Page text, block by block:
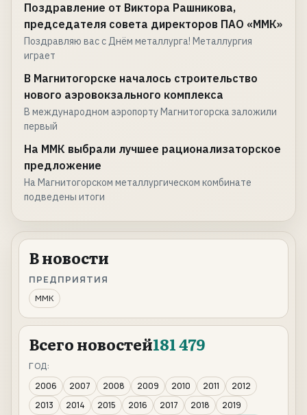
Поздравление от Виктора Рашникова,
председателя совета директоров ПАО «ММК»
Поздравляю вас с Днём металлурга! Металлургия
играет
В Магнитогорске началось строительство
нового аэровокзального комплекса
В международном аэропорту Магнитогорска заложили
первый
На ММК выбрали лучшее рационализаторское
предложение
На Магнитогорском металлургическом комбинате
подведены итоги
В новости
ПРЕДПРИЯТИЯ
ММК
Всего новостей181 479
ГОД:
2006
2007 2008 2009 2010 2011
2012
2013
2014 2015 2016 2017 2018
2019